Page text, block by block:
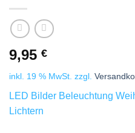
9,95 €
inkl. 19 % MwSt. zzgl.
LED Bilder Beleuchtung
Lichtern